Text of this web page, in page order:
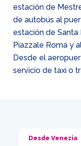
estación de
de autobús al
estación de
Piazzale Roma y
Desde el
servicio de taxi o
Desde Venezia